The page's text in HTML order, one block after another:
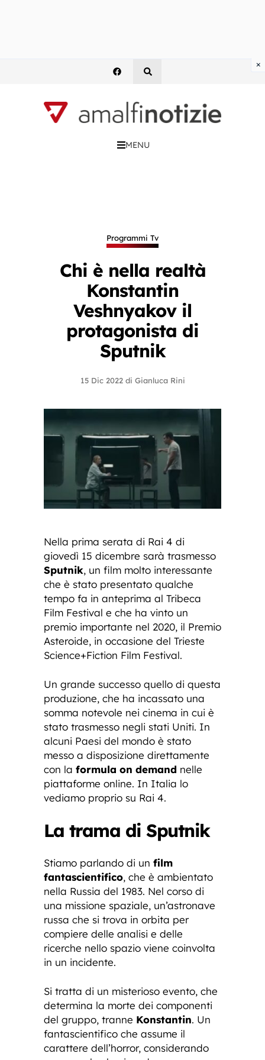
MENU
Programmi Tv
Chi è nella realtà
Konstantin
Veshnyakov il
protagonista di
Sputnik
15 Dic 2022 di Gianluca Rini
Nella prima serata di Rai 4 di
giovedì 15 dicembre sarà trasmesso
Sputnik, un film molto interessante
che è stato presentato qualche
tempo fa in anteprima al Tribeca
Film Festival e che ha vinto un
premio importante nel 2020, il Premio
Asteroide, in occasione del Trieste
Science+Fiction Film Festival.
Un grande successo quello di questa
produzione, che ha incassato una
somma notevole nei cinema in cui è
stato trasmesso negli stati Uniti. In
alcuni Paesi del mondo è stato
messo a disposizione direttamente
con la formula on demand nelle
piattaforme online. In Italia lo
vediamo proprio su Rai 4.
La trama di Sputnik
Stiamo parlando di un film
fantascientifico, che è ambientato
nella Russia del 1983. Nel corso di
una missione spaziale, un’astronave
russa che si trova in orbita per
compiere delle analisi e delle
ricerche nello spazio viene coinvolta
in un incidente.
Si tratta di un misterioso evento, che
determina la morte dei componenti
del gruppo, tranne Konstantin. Un
fantascientifico che assume il
carattere dell’horror, considerando
×